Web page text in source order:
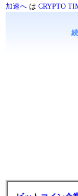
加速へ は CRYPTO